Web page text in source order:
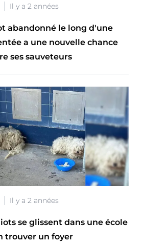
Il y a 2 années
abandonné le long d'une
a une nouvelle chance
ses sauveteurs
Il y a 2 années
se glissent dans une école
trouver un foyer